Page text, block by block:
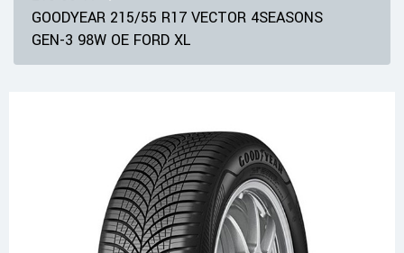
GOODYEAR 215/55 R17 VECTOR 4SEASONS
GEN-3 98W OE FORD XL